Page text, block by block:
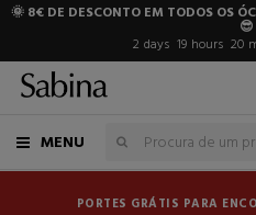
🌞 8€ DE DESCONTO EM TODOS OS
😎
2 days 19 hours 20
MENU
PORTES GRÁTIS PARA